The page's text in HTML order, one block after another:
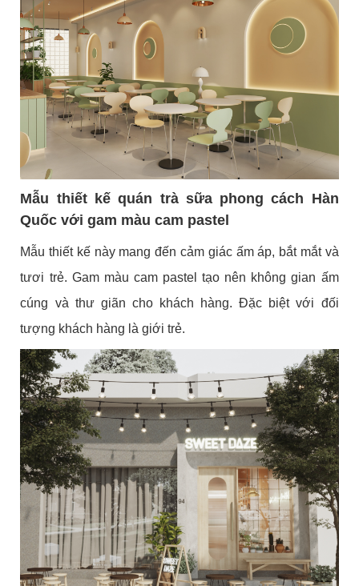
Mẫu thiết kế quán trà sữa phong cách Hàn
Quốc với gam màu cam pastel
Mẫu thiết kế này mang đến cảm giác ấm áp, bắt mắt và
tươi trẻ. Gam màu cam pastel tạo nên không gian ấm
cúng và thư giãn cho khách hàng. Đặc biệt với đối
tượng khách hàng là giới trẻ.